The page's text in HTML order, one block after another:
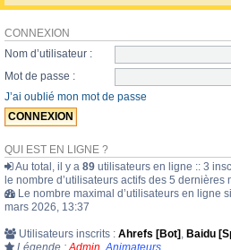
CONNEXION
Nom d’utilisateur :
Mot de passe :
J’ai oublié mon mot de passe
QUI EST EN LIGNE ?
Au total, il y a 89 utilisateurs en ligne :: 3
le nombre d’utilisateurs actifs des 5 dernières
Le nombre maximal d’utilisateurs en ligne
mars 2026, 13:37
Utilisateurs inscrits : Ahrefs [Bot] , Baidu
Légende : Admin Animateurs